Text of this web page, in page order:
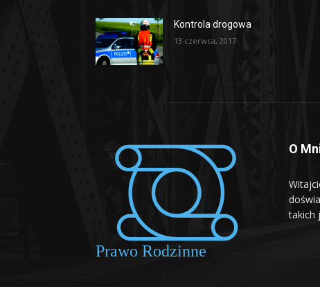
Kontrola drogowa
13 czerwca, 2017
O
takich